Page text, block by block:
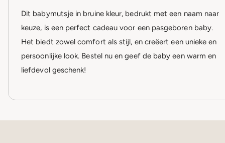
Dit babymutsje in bruine kleur, bedrukt met een naam naar
keuze, is een perfect cadeau voor een pasgeboren baby.
Het biedt zowel comfort als stijl, en creëert een unieke en
persoonlijke look. Bestel nu en geef de baby een warm en
liefdevol geschenk!